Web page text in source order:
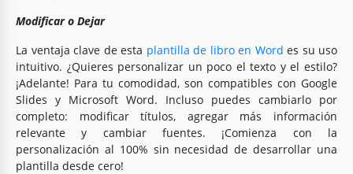
Modificar o Dejar
La ventaja clave de esta plantilla de libro en Word es su uso
intuitivo. ¿Quieres personalizar un poco el texto y el estilo?
¡Adelante! Para tu comodidad, son compatibles con Google
Slides y Microsoft Word. Incluso puedes cambiarlo por
completo: modificar títulos, agregar más información
relevante y cambiar fuentes. ¡Comienza con la
personalización al 100% sin necesidad de desarrollar una
plantilla desde cero!